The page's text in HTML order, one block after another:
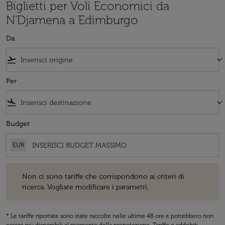
Biglietti per Voli Economici da
N'Djamena a Edimburgo
Da
flight_takeoff keyboard_arrow_down
Per
flight_land keyboard_arrow_down
Budget
EUR
Non ci sono tariffe che corrispondono ai criteri di
ricerca. Vogliate modificare i parametri.
* Le tariffe riportate sono state raccolte nelle ultime 48 ore e potrebbero non